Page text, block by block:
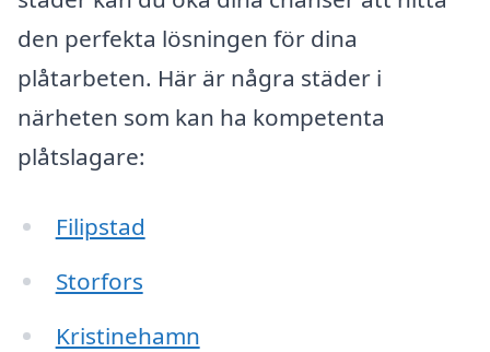
den perfekta lösningen för dina
plåtarbeten. Här är några städer i
närheten som kan ha kompetenta
plåtslagare:
Filipstad
Storfors
Kristinehamn